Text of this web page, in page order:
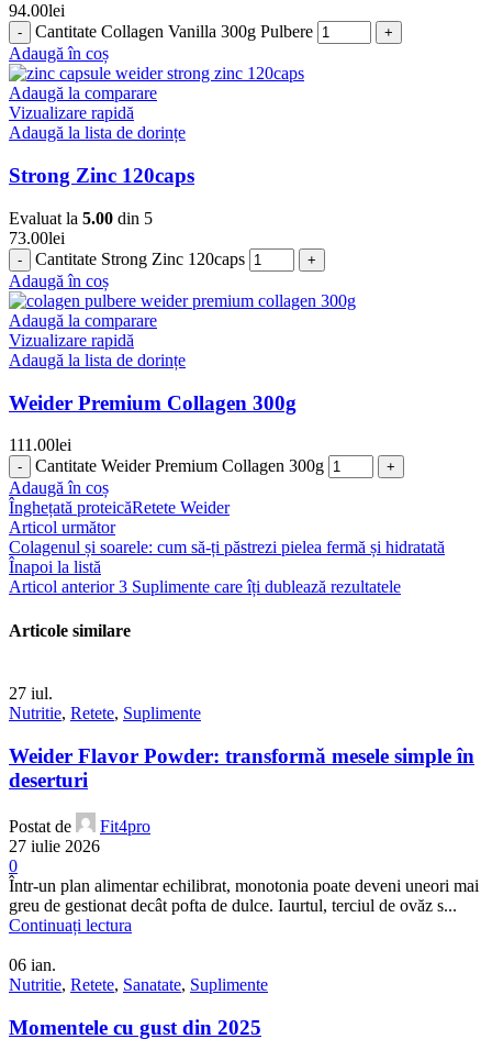
94.00lei
Cantitate Collagen Vanilla 300g Pulbere
Adaugă în coș
Adaugă la comparare
Vizualizare rapidă
Adaugă la lista de dorințe
Strong Zinc 120caps
Evaluat la 5.00 din 5
73.00lei
Cantitate Strong Zinc 120caps
Adaugă în coș
Adaugă la comparare
Vizualizare rapidă
Adaugă la lista de dorințe
Weider Premium Collagen 300g
111.00lei
Cantitate Weider Premium Collagen 300g
Adaugă în coș
Înghețată proteicăRetete Weider
Articol următor
Colagenul și soarele: cum să-ți păstrezi pielea fermă și hidratată
Înapoi la listă
Articol anterior 3 Suplimente care îți dublează rezultatele
Articole similare
27 iul.
Nutritie, Retete, Suplimente
Weider Flavor Powder: transformă mesele simple în
deserturi
Postat de
Fit4pro
27 iulie 2026
0
Într-un plan alimentar echilibrat, monotonia poate deveni uneori mai
greu de gestionat decât pofta de dulce. Iaurtul, terciul de ovăz s...
Continuați lectura
06 ian.
Nutritie, Retete, Sanatate, Suplimente
Momentele cu gust din 2025